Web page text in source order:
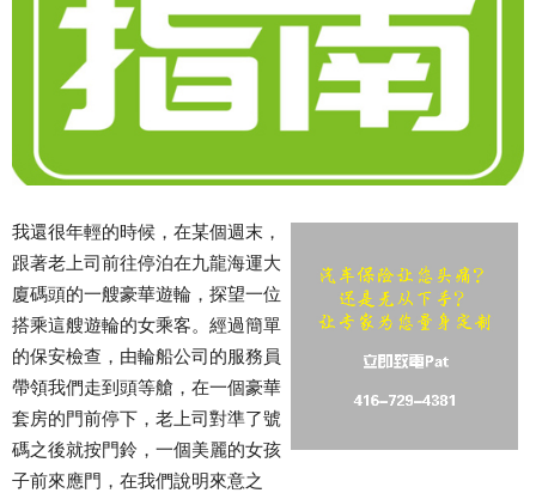
我還很年輕的時候，在某個週末，
跟著老上司前往停泊在九龍海運大
廈碼頭的一艘豪華遊輪，探望一位
搭乘這艘遊輪的女乘客。經過簡單
的保安檢查，由輪船公司的服務員
帶領我們走到頭等艙，在一個豪華
套房的門前停下，老上司對準了號
碼之後就按門鈴，一個美麗的女孩
子前來應門，在我們說明來意之